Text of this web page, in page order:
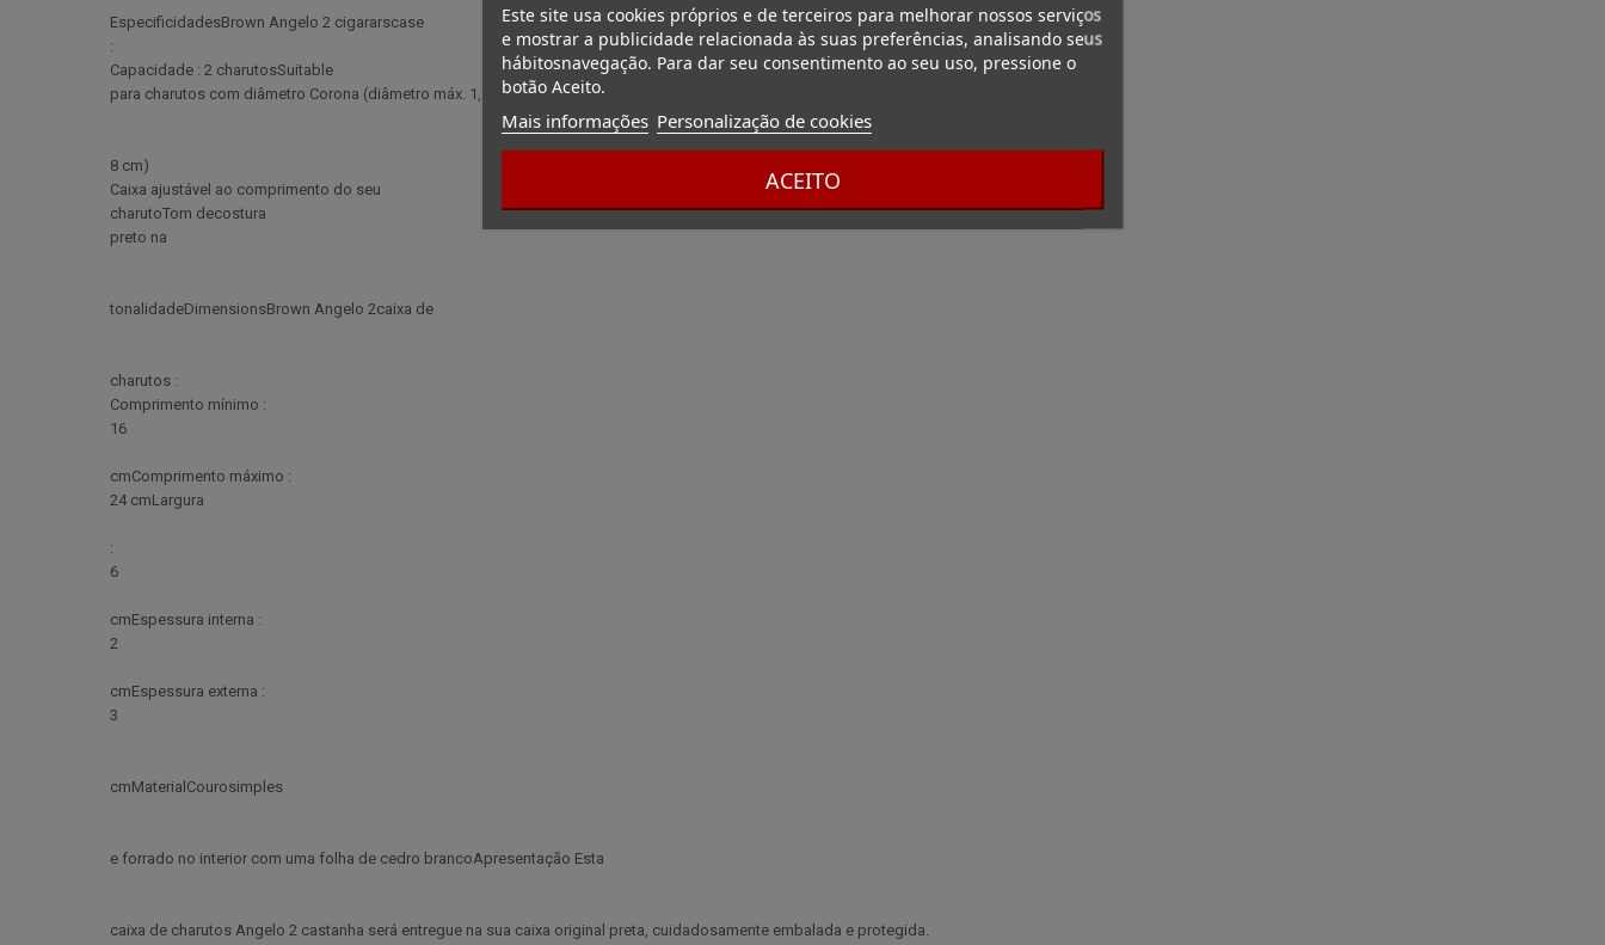
Este site usa cookies próprios e de terceiros para melhorar nossos serviços
e mostrar a publicidade relacionada às suas preferências, analisando seus
hábitosnavegação. Para dar seu consentimento ao seu uso, pressione o
botão Aceito.
Mais informações Personalização de cookies
ACEITO
EspecificidadesBrown Angelo 2 cigararscase
:
Capacidade : 2 charutosSuitable
para charutos com diâmetro Corona (diâmetro máx. 1,7/1.
8 cm)
Caixa ajustável ao comprimento do seu
charutoTom decostura
preto na
tonalidadeDimensionsBrown Angelo 2caixa de
charutos :
Comprimento mínimo :
16
cmComprimento máximo :
24 cmLargura
:
6
cmEspessura interna :
2
cmEspessura externa :
3
cmMaterialCourosimples
e forrado no interior com uma folha de cedro brancoApresentação Esta
caixa de charutos Angelo 2 castanha será entregue na sua caixa original preta, cuidadosamente embalada e protegida.